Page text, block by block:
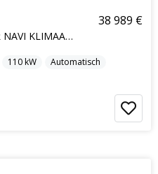
Platinum 2.0ie E-BOXER LEDER NAVI KLIMAAU. KAMERA
38 989 €
110kW
Automatisch